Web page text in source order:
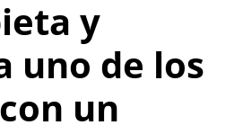
y
uno de los
un